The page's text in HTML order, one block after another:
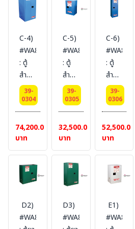
Cabinets
227
door
(manual)
Certification(FM/CE)
Ext
dimension
165x86x86
(ไม่
รวม
สายดิน)
Cabinets
340
door
(manual)
Certification(FM/CE)
Ext
dimension
165x109x86
(ไม่
รวม
สายดิน)
15 L
(manual)
Ext
dimension
56x43x43
SYSBEL
รวม
สายดิน)
C-4)
#WA810600B
: ตู้
สำหรับ
สาร
เคมี
ชนิด
สาร
กัดกร่อน
Corrosive
227
L 2
(manual)
Certification(FM/CE)
39-
0304
74,200.00
บาท
C-5)
#WA810120B
: ตู้
สำหรับ
สาร
เคมี
ชนิด
สาร
กัดกร่อน
Corrosive
Cabinets
45 L
1
(manual)
Certification(FM/CE)
39-
0305
32,500.00
บาท
C-6)
: ตู้
สำหรับ
สาร
เคมี
ชนิด
สาร
กัดกร่อน
Corrosive
83 L
1
(manual)
39-
0306
52,500.00
บาท
D2)
#WA810300G
D3)
#WA810450G
E1)